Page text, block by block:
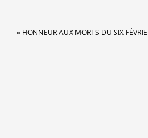
« HONNEUR AUX MORTS DU SIX